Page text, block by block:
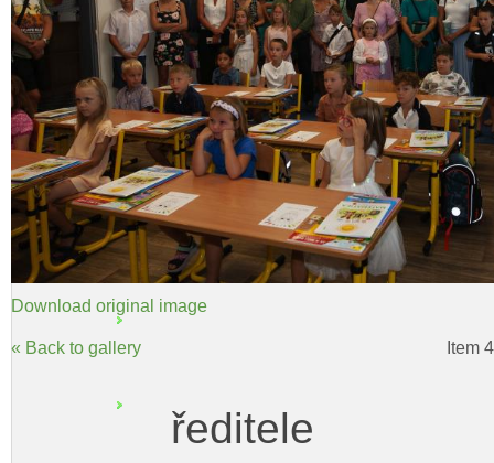
Download original image
« Back to gallery Item
ředitele